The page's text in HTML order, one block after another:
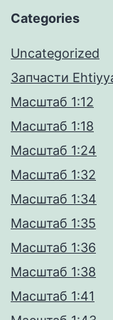
Categories
Uncategorized
Запчасти
Масштаб 1:12
Масштаб 1:18
Масштаб 1:24
Масштаб 1:32
Масштаб 1:34
Масштаб 1:35
Масштаб 1:36
Масштаб 1:38
Масштаб 1:41